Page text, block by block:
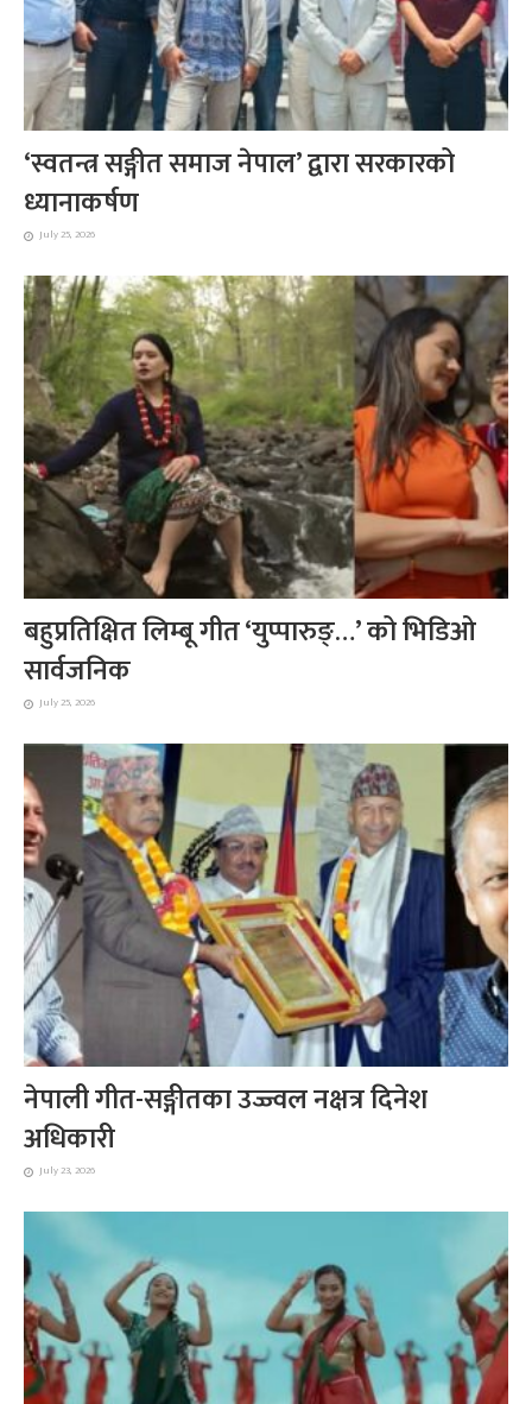
‘स्वतन्त्र सङ्गीत समाज नेपाल’ द्वारा सरकारको
ध्यानाकर्षण
July 25, 2026
बहुप्रतिक्षित लिम्बू गीत ‘युप्पारुङ्…’ को भिडिओ
सार्वजनिक
July 25, 2026
नेपाली गीत-सङ्गीतका उज्ज्वल नक्षत्र दिनेश
अधिकारी
July 23, 2026